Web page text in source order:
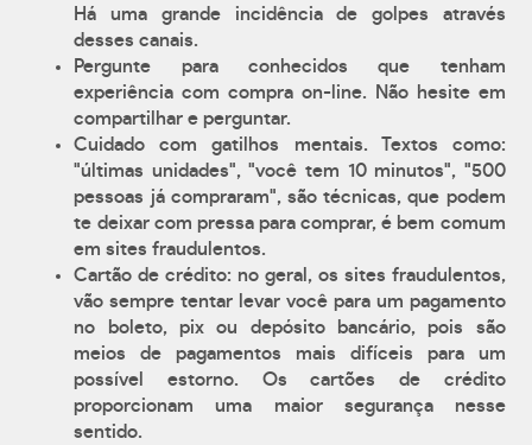
Há uma grande incidência de golpes através
desses canais.
Pergunte para conhecidos que tenham
experiência com compra on-line. Não hesite em
compartilhar e perguntar.
Cuidado com gatilhos mentais. Textos como:
"últimas unidades", "você tem 10 minutos", "500
pessoas já compraram", são técnicas, que podem
te deixar com pressa para comprar, é bem comum
em sites fraudulentos.
Cartão de crédito: no geral, os sites fraudulentos,
vão sempre tentar levar você para um pagamento
no boleto, pix ou depósito bancário, pois são
meios de pagamentos mais difíceis para um
possível estorno. Os cartões de crédito
proporcionam uma maior segurança nesse
sentido.